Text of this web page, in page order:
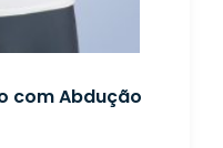
com Abdução